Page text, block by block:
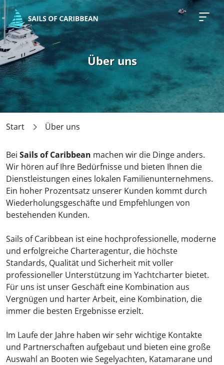
Über uns
Start Über uns
Bei Sails of Caribbean machen wir die Dinge anders.
Wir hören auf Ihre Bedürfnisse und bieten Ihnen die
Dienstleistungen eines lokalen Familienunternehmens.
Ein hoher Prozentsatz unserer Kunden kommt durch
Wiederholungsgeschäfte und Empfehlungen von
bestehenden Kunden.
Sails of Caribbean ist eine hochprofessionelle, moderne
und erfolgreiche Charteragentur, die höchste
Standards, Qualität und Sicherheit mit voller
professioneller Unterstützung im Yachtcharter bietet.
Für uns ist unser Geschäft eine Kombination aus
Vergnügen und harter Arbeit, eine Kombination, die
immer die besten Ergebnisse erzielt.
Im Laufe der Jahre haben wir sehr wichtige Kontakte
und Partnerschaften aufgebaut und bieten eine große
Auswahl an Booten wie Segelyachten, Katamarane und